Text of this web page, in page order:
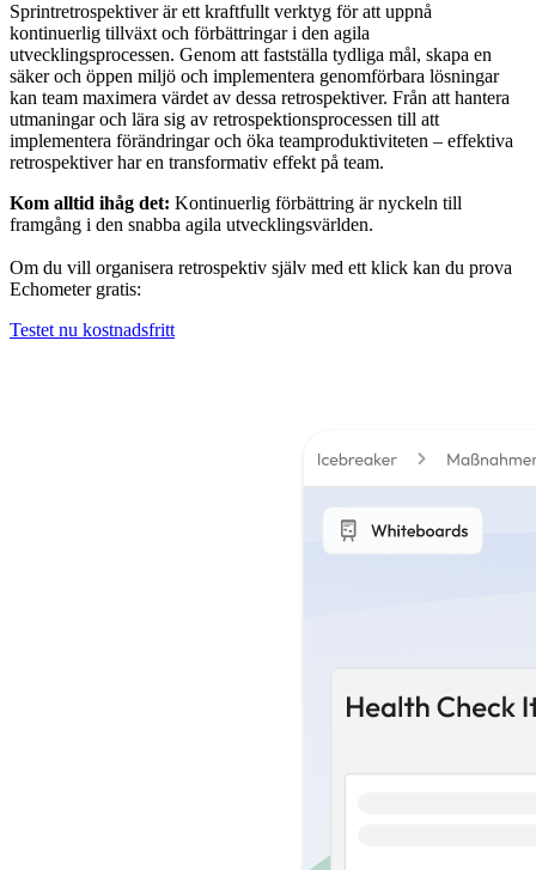
Sprintretrospektiver är ett kraftfullt verktyg för att uppnå
kontinuerlig tillväxt och förbättringar i den agila
utvecklingsprocessen. Genom att fastställa tydliga mål, skapa en
säker och öppen miljö och implementera genomförbara lösningar
kan team maximera värdet av dessa retrospektiver. Från att hantera
utmaningar och lära sig av retrospektionsprocessen till att
implementera förändringar och öka teamproduktiviteten – effektiva
retrospektiver har en transformativ effekt på team.
Kom alltid ihåg det: Kontinuerlig förbättring är nyckeln till
framgång i den snabba agila utvecklingsvärlden.
Om du vill organisera retrospektiv själv med ett klick kan du prova
Echometer gratis:
Testet nu kostnadsfritt